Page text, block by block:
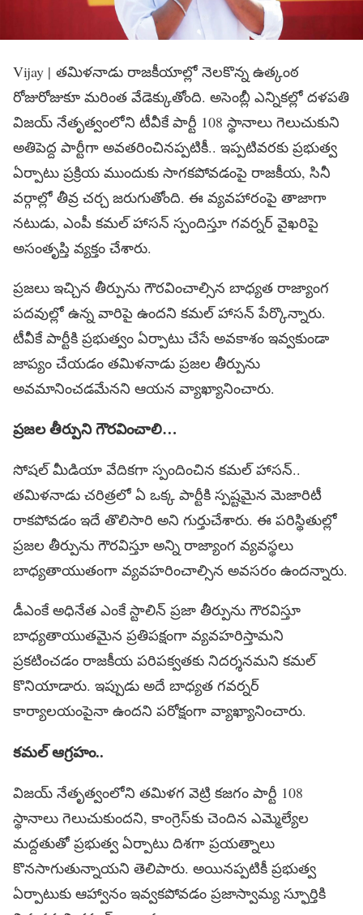
Vijay | తమిళనాడు రాజకీయాల్లో నెలకొన్న ఉత్కంఠ
రోజురోజుకూ మరింత వేడెక్కుతోంది. అసెంబ్లీ ఎన్నికల్లో దళపతి
విజయ్ నేతృత్వంలోని టీవీకే పార్టీ 108 స్థానాలు గెలుచుకుని
అతిపెద్ద పార్టీగా అవతరించినప్పటికీ.. ఇప్పటివరకు ప్రభుత్వ
ఏర్పాటు ప్రక్రియ ముందుకు సాగకపోవడంపై రాజకీయ, సినీ
వర్గాల్లో తీవ్ర చర్చ జరుగుతోంది. ఈ వ్యవహారంపై తాజాగా
నటుడు, ఎంపీ కమల్ హాసన్ స్పందిస్తూ గవర్నర్ వైఖరిపై
అసంతృప్తి వ్యక్తం చేశారు.
ప్రజలు ఇచ్చిన తీర్పును గౌరవించాల్సిన బాధ్యత రాజ్యాంగ
పదవుల్లో ఉన్న వారిపై ఉందని కమల్ హాసన్ పేర్కొన్నారు.
టీవీకే పార్టీకి ప్రభుత్వం ఏర్పాటు చేసే అవకాశం ఇవ్వకుండా
జాప్యం చేయడం తమిళనాడు ప్రజల తీర్పును
అవమానించడమేనని ఆయన వ్యాఖ్యానించారు.
ప్ర‌జ‌ల తీర్పుని గౌరవించాలి…
సోషల్ మీడియా వేదికగా స్పందించిన కమల్ హాసన్..
తమిళనాడు చరిత్రలో ఏ ఒక్క పార్టీకి స్పష్టమైన మెజారిటీ
రాకపోవడం ఇదే తొలిసారి అని గుర్తుచేశారు. ఈ పరిస్థితుల్లో
ప్రజల తీర్పును గౌరవిస్తూ అన్ని రాజ్యాంగ వ్యవస్థలు
బాధ్యతాయుతంగా వ్యవహరించాల్సిన అవసరం ఉందన్నారు.
డీఎంకే అధినేత ఎంకే స్టాలిన్ ప్రజా తీర్పును గౌరవిస్తూ
బాధ్యతాయుతమైన ప్రతిపక్షంగా వ్యవహరిస్తామని
ప్రకటించడం రాజకీయ పరిపక్వతకు నిదర్శనమని కమల్
కొనియాడారు. ఇప్పుడు అదే బాధ్యత గవర్నర్
కార్యాలయంపైనా ఉందని పరోక్షంగా వ్యాఖ్యానించారు.
క‌మ‌ల్ ఆగ్ర‌హం..
విజయ్ నేతృత్వంలోని తమిళగ వెట్రి కజగం పార్టీ 108
స్థానాలు గెలుచుకుందని, కాంగ్రెస్‌కు చెందిన ఎమ్మెల్యేల
మద్దతుతో ప్రభుత్వ ఏర్పాటు దిశగా ప్రయత్నాలు
కొనసాగుతున్నాయని తెలిపారు. అయినప్పటికీ ప్రభుత్వ
ఏర్పాటుకు ఆహ్వానం ఇవ్వకపోవడం ప్రజాస్వామ్య స్ఫూర్తికి